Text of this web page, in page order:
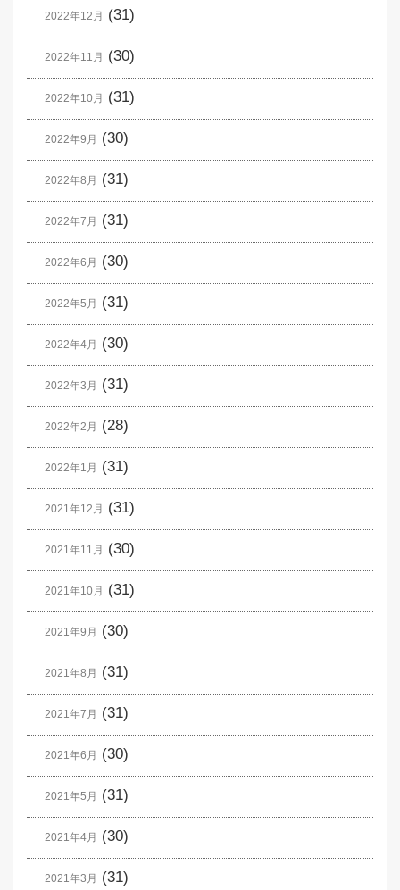
2022年12月 (31)
2022年11月 (30)
2022年10月 (31)
2022年9月 (30)
2022年8月 (31)
2022年7月 (31)
2022年6月 (30)
2022年5月 (31)
2022年4月 (30)
2022年3月 (31)
2022年2月 (28)
2022年1月 (31)
2021年12月 (31)
2021年11月 (30)
2021年10月 (31)
2021年9月 (30)
2021年8月 (31)
2021年7月 (31)
2021年6月 (30)
2021年5月 (31)
2021年4月 (30)
2021年3月 (31)